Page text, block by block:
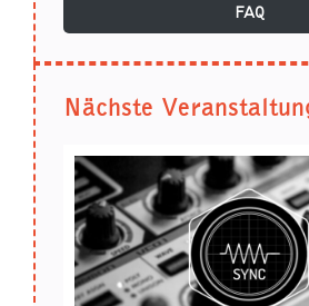
FAQ
Nächste